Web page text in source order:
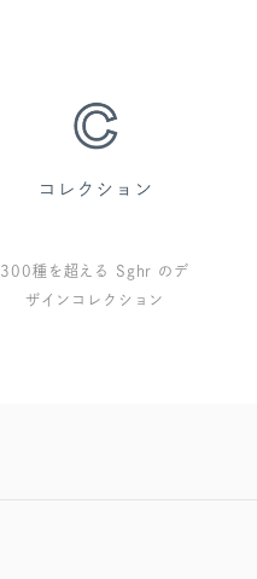
300種を超える Sghr のデ
ザインコレクション